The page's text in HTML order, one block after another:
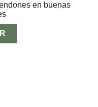
precios:
$20.00
$33.00
en buenas